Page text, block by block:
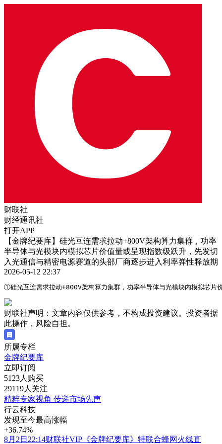
财联社
财经通讯社
打开APP
【金牌纪要库】硅光互连需求拉动+800V架构算力集群，功率
半导体与光模块内模拟芯片价值量或呈现指数级跃升，先发切
入光通信与精密电源赛道的头部厂商逐步进入利率弹性释放期
2026-05-12 22:37
①硅光互连需求拉动+800V架构算力集群，功率半导体与光模块内模拟芯片
财联社声明：文章内容仅供参考，不构成投资建议。投资者据
此操作，风险自担。
所属专栏
金牌纪要库
立即订阅
5123人购买
29119人关注
精粹专家视角 传递市场先声
行云科技
发现至今最高涨幅
+36.74%
8月2日22:14财联社VIP《金牌纪要库》特联合蜂网火线直